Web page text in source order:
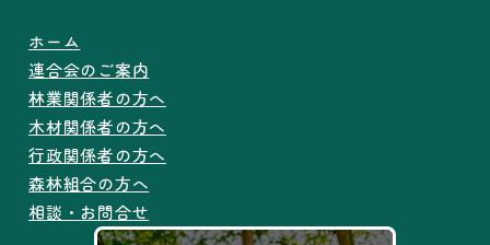
ホーム
連合会のご案内
林業関係者の方へ
木材関係者の方へ
行政関係者の方へ
森林組合の方へ
相談・お問合せ